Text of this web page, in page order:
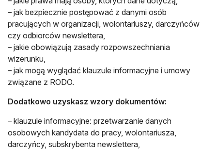
– jak bezpiecznie postępować z danymi osób
pracujących w organizacji, wolontariuszy, darczyńców
czy odbiorców newslettera,
– jakie obowiązują zasady rozpowszechniania
wizerunku,
– jak mogą wyglądać klauzule informacyjne i umowy
związane z RODO.
Dodatkowo uzyskasz wzory dokumentów:
– klauzule informacyjne: przetwarzanie danych
osobowych kandydata do pracy, wolontariusza,
darczyńcy, subskrybenta newslettera,